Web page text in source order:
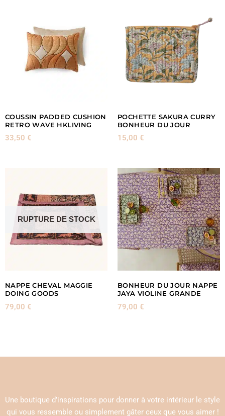
COUSSIN PADDED CUSHION
RETRO WAVE HKLIVING
33,50 €
POCHETTE SAKURA CURRY
BONHEUR DU JOUR
15,00 €
RUPTURE DE STOCK
NAPPE CHEVAL MAGGIE
DOING GOODS
79,00 €
BONHEUR DU JOUR NAPPE
JAYA VIOLINE GRANDE
79,00 €
Une boutique d’inspirations pour donner à votre intérieur le style
qui vous ressemble ou simplement gâter ceux que vous aimer !